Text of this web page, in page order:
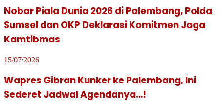
Nobar Piala Dunia 2026 di Palembang, Polda
Sumsel dan OKP Deklarasi Komitmen Jaga
Kamtibmas
15/07/2026
Wapres Gibran Kunker ke Palembang, Ini
Sederet Jadwal Agendanya…!